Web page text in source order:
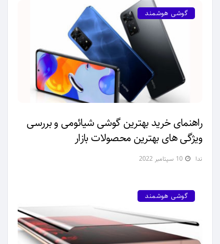
گوشی هوشمند
راهنمای خرید بهترین گوشی شیائومی و بررسی
ویژگی‌ های بهترین محصولات بازار
ندا 10 سپتامبر 2022
گوشی هوشمند